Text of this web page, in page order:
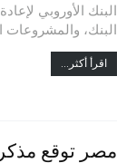
البنك الأوروبي
البنك،
اقرأ أكثر...
مصر توقع